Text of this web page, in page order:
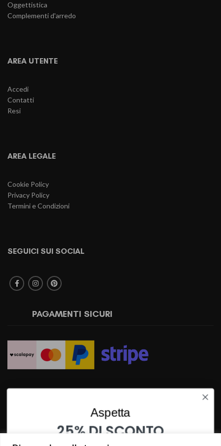
Oggettistica
Complementi d'arredo
AREA UTENTE
Accedi
Contatti
Resi
AREA LEGALE
Cookie Policy
Privacy Policy
Termini e Condizioni
SEGUICI SUI SOCIAL
PAGAMENTI SICURI
Aspetta
25% DI SCONTO